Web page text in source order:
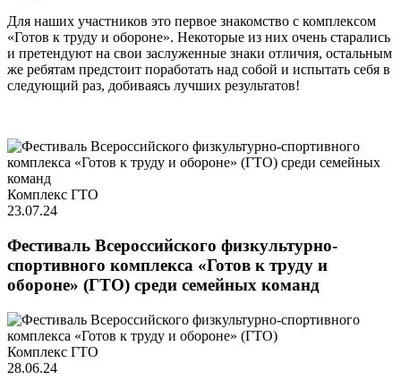
Для наших участников это первое знакомство с комплексом
«Готов к труду и обороне». Некоторые из них очень старались
и претендуют на свои заслуженные знаки отличия, остальным
же ребятам предстоит поработать над собой и испытать себя в
следующий раз, добиваясь лучших результатов!
Комплекс ГТО
23.07.24
Фестиваль Всероссийского физкультурно-
спортивного комплекса «Готов к труду и
обороне» (ГТО) среди семейных команд
Комплекс ГТО
28.06.24